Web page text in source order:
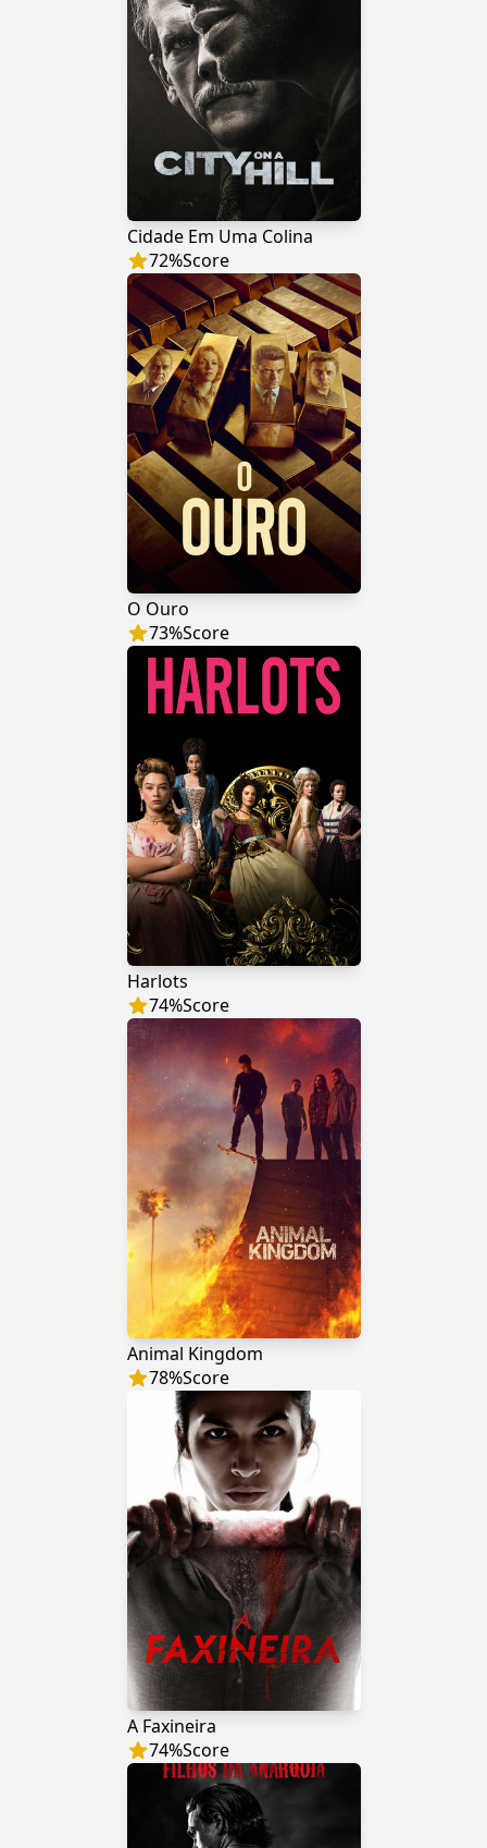
Cidade Em Uma Colina
72%Score
O Ouro
73%Score
Harlots
74%Score
Animal Kingdom
78%Score
A Faxineira
74%Score